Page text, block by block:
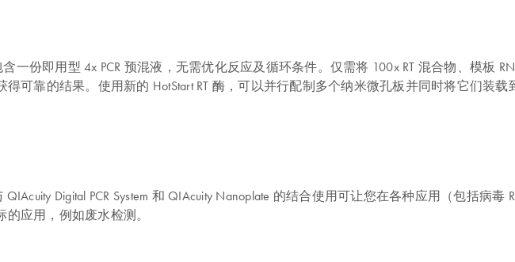
含一份即用型 4x PCR 预混液，无需优化反应及循环条件。仅需将 100x RT 混合物、模板
可靠的结果。使用新的 HotStart RT 酶，可以并行配制多个纳米微孔板并同时将它们装载
QIAcuity Digital PCR System 和 QIAcuity Nanoplate 的结合使用可让您在各种应用（包括病
应用，例如废水检测。